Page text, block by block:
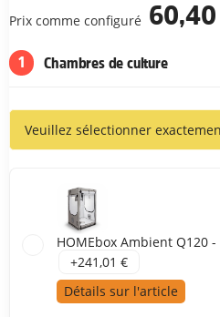
Prix comme configuré
1 Chambres de culture
Chambres de culture
Veuillez sélectionner
HOMEbox Ambient Q120
+241,01 €
Détails sur l'article